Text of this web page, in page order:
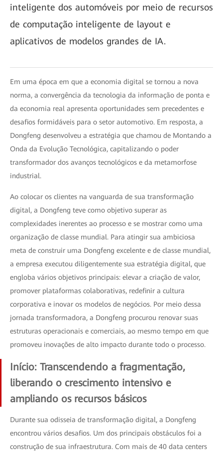
inteligente dos automóveis por meio de recursos
de computação inteligente de layout e
aplicativos de modelos grandes de IA.
Em uma época em que a economia digital se tornou a nova
norma, a convergência da tecnologia da informação de ponta e
da economia real apresenta oportunidades sem precedentes e
desafios formidáveis para o setor automotivo. Em resposta, a
Dongfeng desenvolveu a estratégia que chamou de Montando a
Onda da Evolução Tecnológica, capitalizando o poder
transformador dos avanços tecnológicos e da metamorfose
industrial.
Ao colocar os clientes na vanguarda de sua transformação
digital, a Dongfeng teve como objetivo superar as
complexidades inerentes ao processo e se mostrar como uma
organização de classe mundial. Para atingir sua ambiciosa
meta de construir uma Dongfeng excelente e de classe mundial,
a empresa executou diligentemente sua estratégia digital, que
engloba vários objetivos principais: elevar a criação de valor,
promover plataformas colaborativas, redefinir a cultura
corporativa e inovar os modelos de negócios. Por meio dessa
jornada transformadora, a Dongfeng procurou renovar suas
estruturas operacionais e comerciais, ao mesmo tempo em que
promoveu inovações de alto impacto durante todo o processo.
Início: Transcendendo a fragmentação,
liberando o crescimento intensivo e
ampliando os recursos básicos
Durante sua odisseia de transformação digital, a Dongfeng
encontrou vários desafios. Um dos principais obstáculos foi a
construção de sua infraestrutura. Com mais de 40 data centers